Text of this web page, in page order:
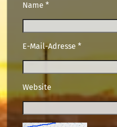
Name *
E-Mail-Adresse *
Website